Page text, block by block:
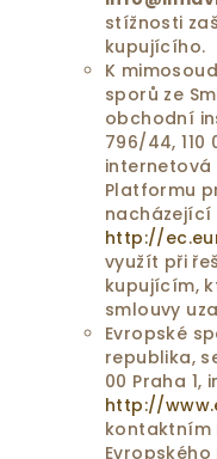
stížnosti
kupujícího.
K
sporů ze
obchodní
796/44, 110
internetová
Platformu
nacházející
http://
využít při
kupujícím,
smlouvy
Evropské
republika,
00 Praha 1,
http://
kontaktním